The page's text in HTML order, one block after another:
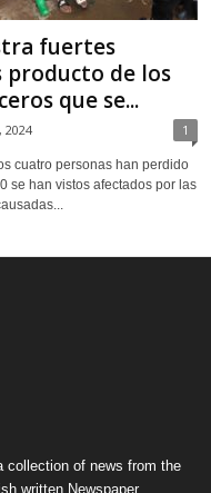
fuertes
producto de los
que se...
2024 1
cuatro personas han perdido
se han vistos afectados por las
collection of news from the
written Newspaper.